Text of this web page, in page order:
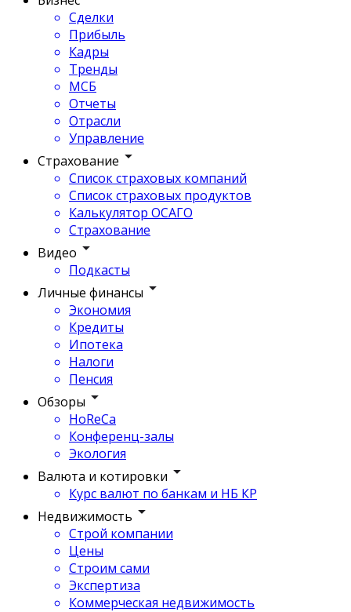
Сделки
Прибыль
Кадры
Тренды
МСБ
Отчеты
Отрасли
Управление
Страхование
Список страховых компаний
Список страховых продуктов
Калькулятор ОСАГО
Страхование
Видео
Подкасты
Личные финансы
Экономия
Кредиты
Ипотека
Налоги
Пенсия
Обзоры
HoReCa
Конференц-залы
Экология
Валюта и котировки
Курс валют по банкам и НБ КР
Недвижимость
Строй компании
Цены
Строим сами
Экспертиза
Коммерческая недвижимость